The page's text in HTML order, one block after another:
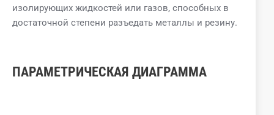
изолирующих жидкостей или газов, способных в
достаточной степени разъедать металлы и резину.
ПАРАМЕТРИЧЕСКАЯ ДИАГРАММА